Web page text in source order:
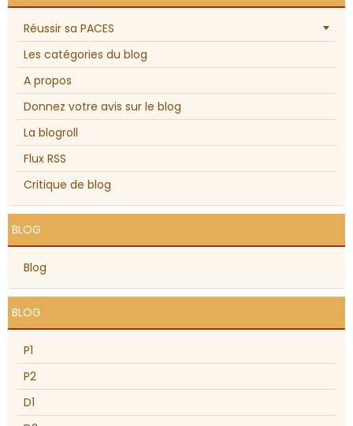
Réussir sa PACES
Les catégories du blog
A propos
Donnez votre avis sur le blog
La blogroll
Flux RSS
Critique de blog
BLOG
Blog
BLOG
P1
P2
D1